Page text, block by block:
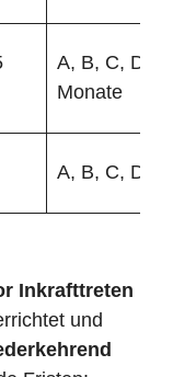
A, B, C, D
Monate
A, B, C, D
Inkrafttreten
und